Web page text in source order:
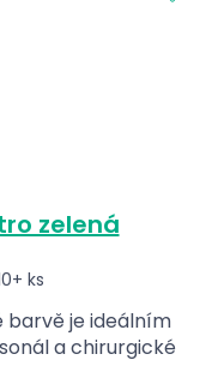
zelená
ks
barvě je ideálním
a chirurgické